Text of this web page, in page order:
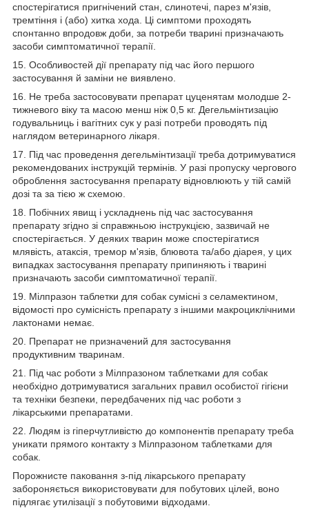
спостерігатися пригнічений стан, слинотечі, парез м'язів,
тремтіння і (або) хитка хода. Ці симптоми проходять
спонтанно впродовж доби, за потреби тварині призначають
засоби симптоматичної терапії.
15. Особливостей дії препарату під час його першого
застосування й заміни не виявлено.
16. Не треба застосовувати препарат цуценятам молодше 2-
тижневого віку та масою менш ніж 0,5 кг. Дегельмінтизацію
годувальниць і вагітних сук у разі потреби проводять під
наглядом ветеринарного лікаря.
17. Під час проведення дегельмінтизації треба дотримуватися
рекомендованих інструкцій термінів. У разі пропуску чергового
оброблення застосування препарату відновлюють у тій самій
дозі та за тією ж схемою.
18. Побічних явищ і ускладнень під час застосування
препарату згідно зі справжньою інструкцією, зазвичай не
спостерігається. У деяких тварин може спостерігатися
млявість, атаксія, тремор м'язів, блювота та/або діарея, у цих
випадках застосування препарату припиняють і тварині
призначають засоби симптоматичної терапії.
19. Мілпразон таблетки для собак сумісні з селамектином,
відомості про сумісність препарату з іншими макроциклічними
лактонами немає.
20. Препарат не призначений для застосування
продуктивним тваринам.
21. Під час роботи з Мілпразоном таблетками для собак
необхідно дотримуватися загальних правил особистої гігієни
та техніки безпеки, передбачених під час роботи з
лікарськими препаратами.
22. Людям із гіперчутливістю до компонентів препарату треба
уникати прямого контакту з Мілпразоном таблетками для
собак.
Порожнисте паковання з-під лікарського препарату
забороняється використовувати для побутових цілей, воно
підлягає утилізації з побутовими відходами.